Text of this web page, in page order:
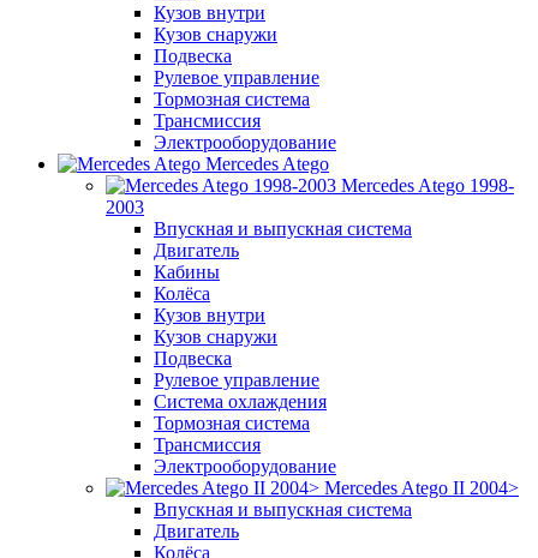
Кузов внутри
Кузов снаружи
Подвеска
Рулевое управление
Тормозная система
Трансмиссия
Электрооборудование
Mercedes Atego
Mercedes Atego 1998-
2003
Впускная и выпускная система
Двигатель
Кабины
Колёса
Кузов внутри
Кузов снаружи
Подвеска
Рулевое управление
Система охлаждения
Тормозная система
Трансмиссия
Электрооборудование
Mercedes Atego II 2004>
Впускная и выпускная система
Двигатель
Колёса